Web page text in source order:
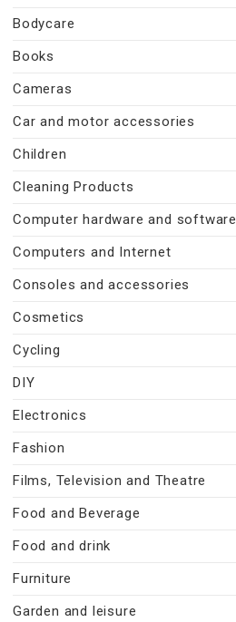
Bodycare
Books
Cameras
Car and motor accessories
Children
Cleaning Products
Computer hardware and software
Computers and Internet
Consoles and accessories
Cosmetics
Cycling
DIY
Electronics
Fashion
Films, Television and Theatre
Food and Beverage
Food and drink
Furniture
Garden and leisure